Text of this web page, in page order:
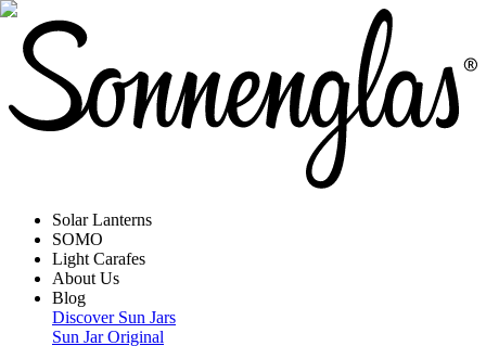
Solar Lanterns
SOMO
Light Carafes
About Us
Blog
Discover Sun Jars
Sun Jar Original